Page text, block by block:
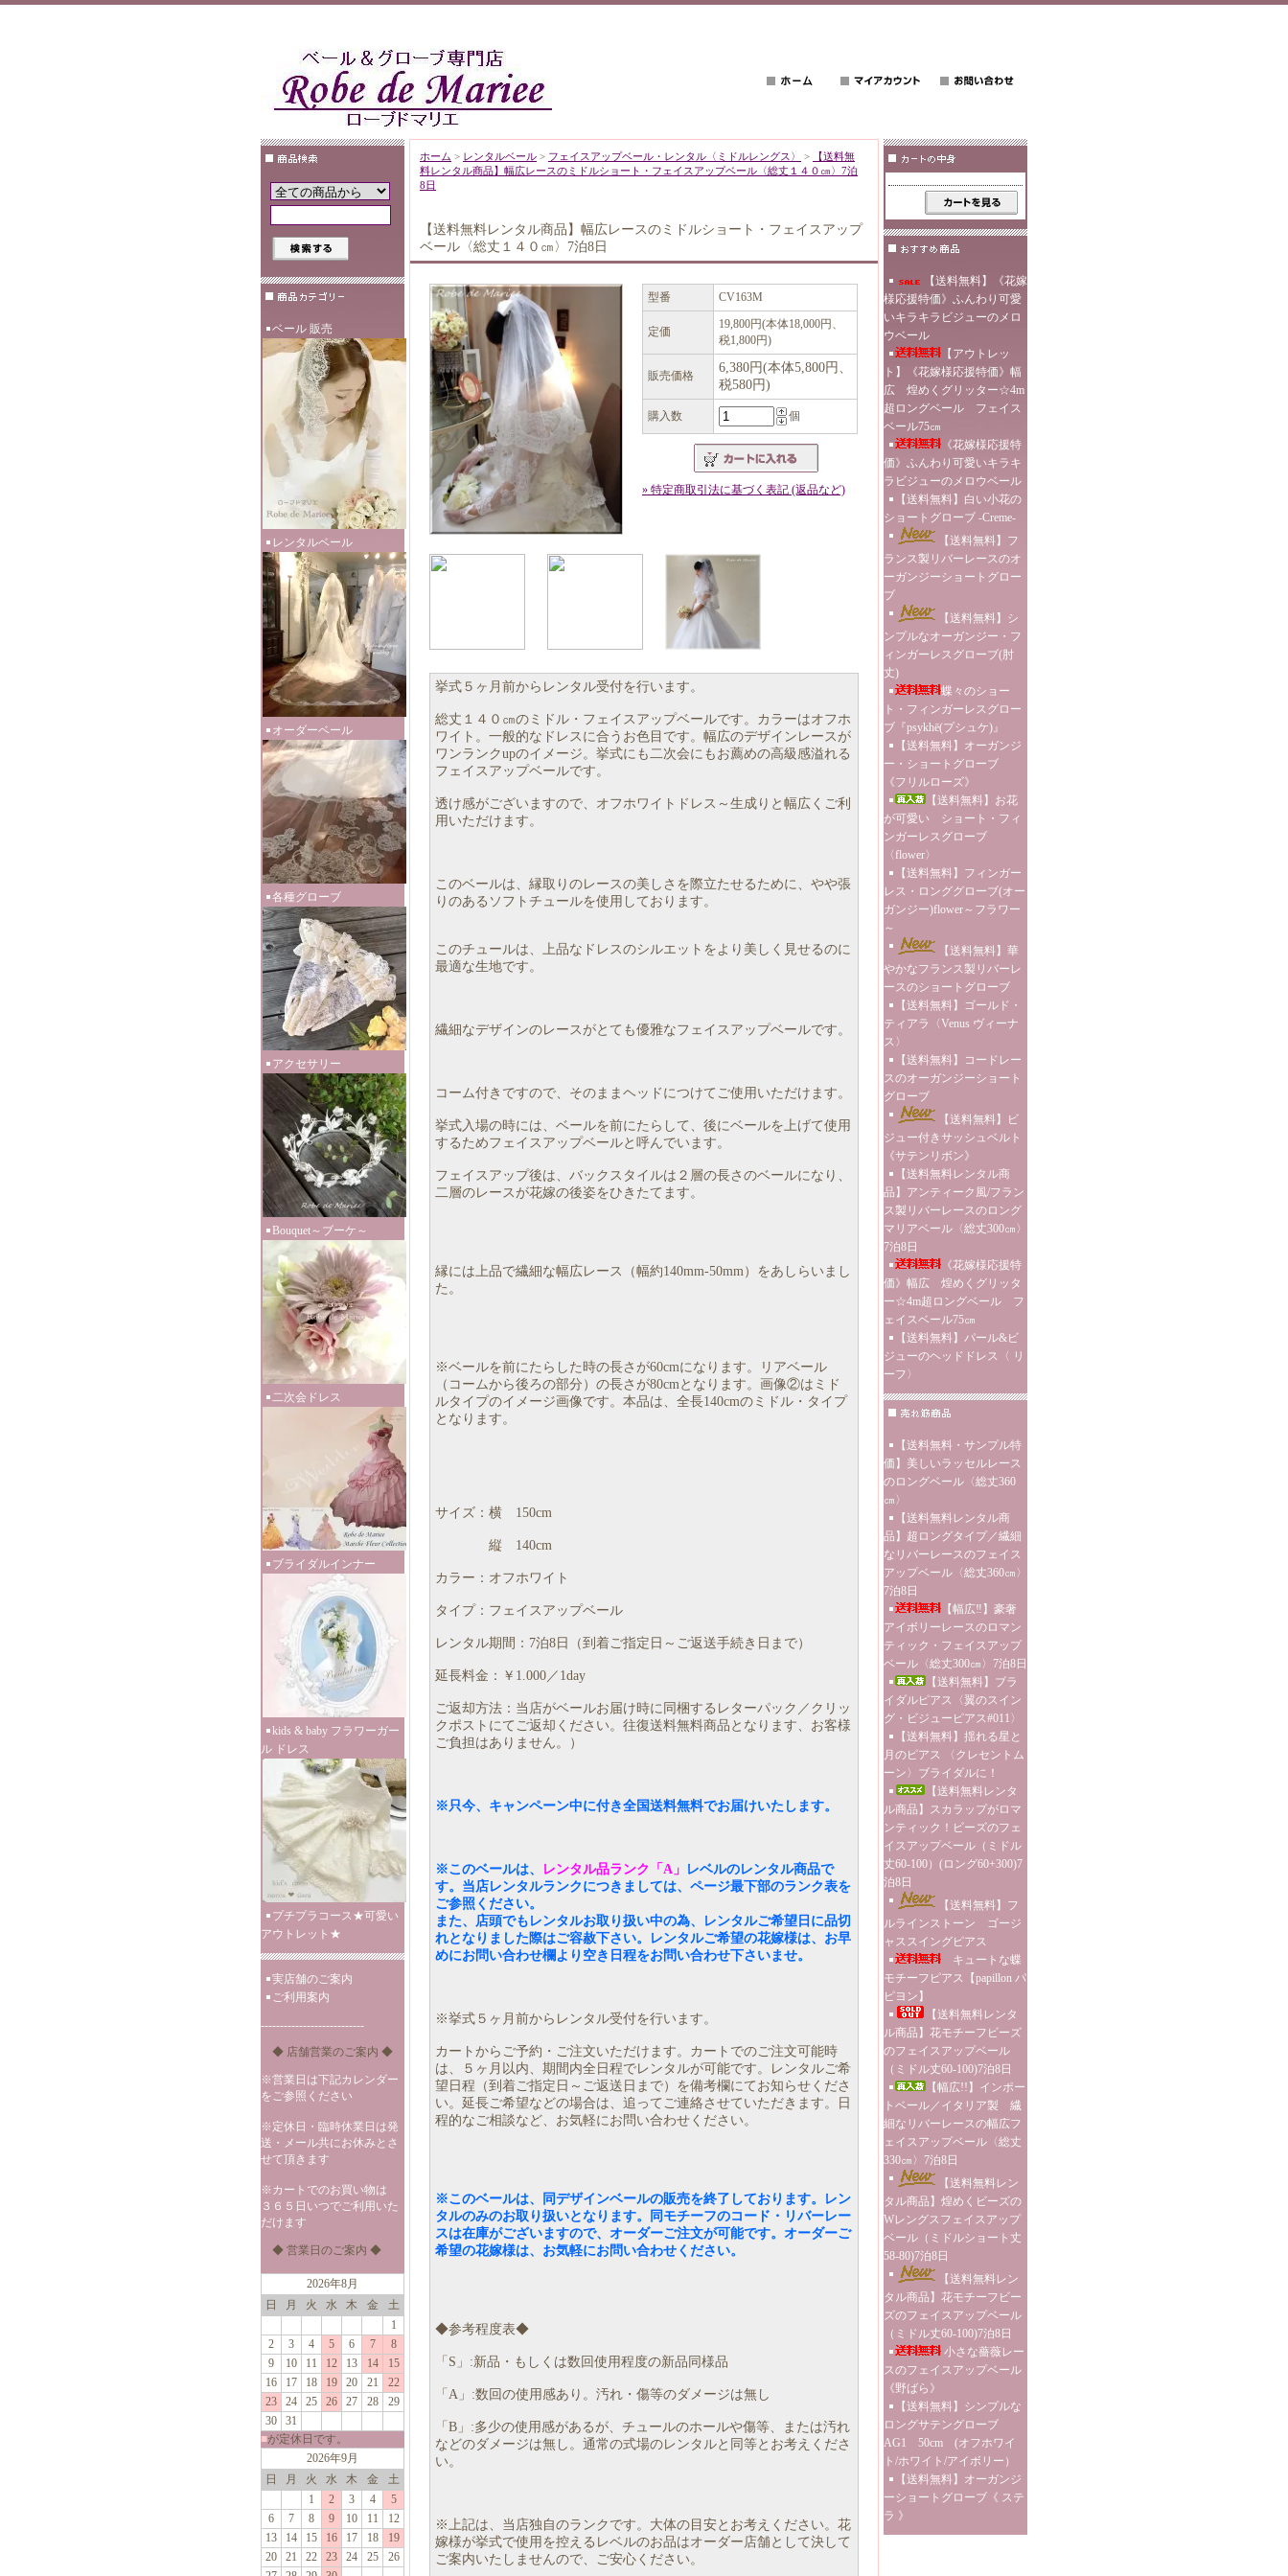
ベール 販売
レンタルベール
オーダーベール
各種グローブ
アクセサリー
Bouquet～ブーケ～
二次会ドレス
ブライダルインナー
kids & baby フラワーガー
ル ドレス
プチプラコース★可愛い
アウトレット★
実店舗のご案内
ご利用案内
---------------------------
◆ 店舗営業のご案内 ◆
※営業日は下記カレンダー
をご参照ください
※定休日・臨時休業日は発
送・メール共にお休みとさ
せて頂きます
※カートでのお買い物は
３６５日いつでご利用いた
だけます
◆ 営業日のご案内 ◆
2026年8月
日
月 火 水 木 金
土
1
2
3 4 5 6 7
8
9
10 11 12 13 14
15
16
17 18 19 20 21
22
23
24 25 26 27 28
29
30
31
■が定休日です。
2026年9月
日
月 火 水 木 金
土
1
2 3 4
5
6
7 8 9 10 11
12
13
14 15 16 17 18
19
20
21 22 23 24 25
26
ホーム > レンタルベール > フェイスアップベール・レンタル〈ミドルレングス〉 >
【送料無
料レンタル商品】幅広レースのミドルショート・フェイスアップベール〈総丈１４０㎝〉7泊
8日
【送料無料レンタル商品】幅広レースのミドルショート・フェイスアップ
ベール〈総丈１４０㎝〉7泊8日
型番 CV163M
定価
19,800円(本体18,000円、
税1,800円)
販売価格
6,380円(本体5,800円、
税580円)
購入数 個
» 特定商取引法に基づく表記 (返品など)
挙式５ヶ月前からレンタル受付を行います。
総丈１４０㎝のミドル・フェイスアップベールです。カラーはオフホ
ワイト。一般的なドレスに合うお色目です。幅広のデザインレースが
ワンランクupのイメージ。挙式にも二次会にもお薦めの高級感溢れる
フェイスアップベールです。
透け感がございますので、オフホワイトドレス～生成りと幅広くご利
用いただけます。
このベールは、縁取りのレースの美しさを際立たせるために、やや張
りのあるソフトチュールを使用しております。
このチュールは、上品なドレスのシルエットをより美しく見せるのに
最適な生地です。
繊細なデザインのレースがとても優雅なフェイスアップベールです。
コーム付きですので、そのままヘッドにつけてご使用いただけます。
挙式入場の時には、ベールを前にたらして、後にベールを上げて使用
するためフェイスアップベールと呼んでいます。
フェイスアップ後は、バックスタイルは２層の長さのベールになり、
二層のレースが花嫁の後姿をひきたてます。
縁には上品で繊細な幅広レース（幅約140mm-50mm）をあしらいまし
た。
※ベールを前にたらした時の長さが60cmになります。リアベール
（コームから後ろの部分）の長さが80cmとなります。画像②はミド
ルタイプのイメージ画像です。本品は、全長140cmのミドル・タイプ
となります。
サイズ：横 150cm
縦 140cm
カラー：オフホワイト
タイプ：フェイスアップベール
レンタル期間：7泊8日（到着ご指定日～ご返送手続き日まで）
延長料金：￥1.000／1day
ご返却方法：当店がベールお届け時に同梱するレターパック／クリッ
クポストにてご返却ください。往復送料無料商品となります、お客様
ご負担はありません。）
※只今、キャンペーン中に付き全国送料無料でお届けいたします。
※このベールは、 レンタル品ランク「A」 レベルのレンタル商品で
す。当店レンタルランクにつきましては、ページ最下部のランク表を
ご参照ください。
また、店頭でもレンタルお取り扱い中の為、レンタルご希望日に品切
れとなりました際はご容赦下さい。レンタルご希望の花嫁様は、お早
めにお問い合わせ欄より空き日程をお問い合わせ下さいませ。
※挙式５ヶ月前からレンタル受付を行います。
カートからご予約・ご注文いただけます。カートでのご注文可能時
は、５ヶ月以内、期間内全日程でレンタルが可能です。レンタルご希
望日程（到着ご指定日～ご返送日まで）を備考欄にてお知らせくださ
い。延長ご希望などの場合は、追ってご連絡させていただきます。日
程的なご相談など、お気軽にお問い合わせください。
※このベールは、同デザインベールの販売を終了しております。レン
タルのみのお取り扱いとなります。同モチーフのコード・リバーレー
スは在庫がございますので、オーダーご注文が可能です。オーダーご
希望の花嫁様は、お気軽にお問い合わせください。
◆参考程度表◆
「S」:新品・もしくは数回使用程度の新品同様品
「A」:数回の使用感あり。汚れ・傷等のダメージは無し
「B」:多少の使用感があるが、チュールのホールや傷等、または汚れ
などのダメージは無し。通常の式場のレンタルと同等とお考えくださ
い。
※上記は、当店独自のランクです。大体の目安とお考えください。花
嫁様が挙式で使用を控えるレベルのお品はオーダー店舗として決して
ご案内いたしませんので、ご安心ください。
【送料無料】《花嫁
様応援特価》ふんわり可愛
いキラキラビジューのメロ
ウベール
【アウトレッ
ト】《花嫁様応援特価》幅
広 煌めくグリッター☆4m
超ロングベール フェイス
ベール75㎝
《花嫁様応援特
価》ふんわり可愛いキラキ
ラビジューのメロウベール
【送料無料】白い小花の
ショートグローブ -Creme-
【送料無料】フ
ランス製リバーレースのオ
ーガンジーショートグロー
ブ
【送料無料】シ
ンプルなオーガンジー・フ
ィンガーレスグローブ(肘
丈)
蝶々のショー
ト・フィンガーレスグロー
ブ『psykhē(プシュケ)』
【送料無料】オーガンジ
ー・ショートグローブ
《フリルローズ》
【送料無料】お花
が可愛い ショート・フィ
ンガーレスグローブ
〈flower〉
【送料無料】フィンガー
レス・ロンググローブ(オー
ガンジー)flower～フラワー
～
【送料無料】華
やかなフランス製リバーレ
ースのショートグローブ
【送料無料】ゴールド・
ティアラ〈Venus ヴィーナ
ス〉
【送料無料】コードレー
スのオーガンジーショート
グローブ
【送料無料】ビ
ジュー付きサッシュベルト
《サテンリボン》
【送料無料レンタル商
品】アンティーク風/フラン
ス製リバーレースのロング
マリアベール〈総丈300㎝〉
7泊8日
《花嫁様応援特
価》幅広 煌めくグリッタ
ー☆4m超ロングベール フ
ェイスベール75㎝
【送料無料】パール&ビ
ジューのヘッドドレス〈 リ
ーフ〉
【送料無料・サンプル特
価】美しいラッセルレース
のロングベール〈総丈360
㎝〉
【送料無料レンタル商
品】超ロングタイプ／繊細
なリバーレースのフェイス
アップベール〈総丈360㎝〉
7泊8日
【幅広‼】豪奢
アイボリーレースのロマン
ティック・フェイスアップ
ベール〈総丈300㎝〉7泊8日
【送料無料】ブラ
イダルピアス〈翼のスイン
グ・ビジューピアス#011〉
【送料無料】揺れる星と
月のピアス 〈クレセントム
ーン〉ブライダルに！
【送料無料レンタ
ル商品】スカラップがロマ
ンティック！ビーズのフェ
イスアップベール（ミドル
丈60-100）(ロング60+300)7
泊8日
【送料無料】フ
ルラインストーン ゴージ
ャススイングピアス
キュートな蝶
モチーフピアス【papillon パ
ピヨン】
【送料無料レンタ
ル商品】花モチーフビーズ
のフェイスアップベール
（ミドル丈60-100)7泊8日
【幅広!!】インポー
トベール／イタリア製 繊
細なリバーレースの幅広フ
ェイスアップベール〈総丈
330㎝〉7泊8日
【送料無料レン
タル商品】煌めくビーズの
Wレングスフェイスアップ
ベール（ミドルショート丈
58-80)7泊8日
【送料無料レン
タル商品】花モチーフビー
ズのフェイスアップベール
（ミドル丈60-100)7泊8日
小さな薔薇レー
スのフェイスアップベール
《野ばら》
【送料無料】シンプルな
ロングサテングローブ
AG1 50cm (オフホワイ
ト/ホワイト/アイボリー）
【送料無料】オーガンジ
ーショートグローブ《 ステ
ラ 》